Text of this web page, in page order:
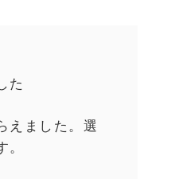
た
えました。選